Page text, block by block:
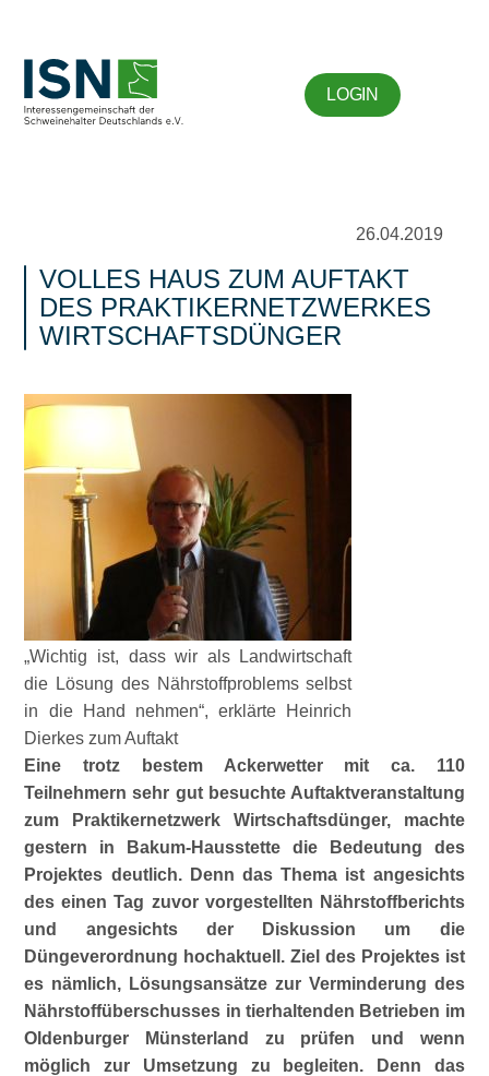
LOGIN
26.04.2019
VOLLES HAUS ZUM AUFTAKT
DES PRAKTIKERNETZWERKES
WIRTSCHAFTSDÜNGER
„Wichtig ist, dass wir als Landwirtschaft
die Lösung des Nährstoffproblems selbst
in die Hand nehmen“, erklärte Heinrich
Dierkes zum Auftakt
Eine trotz bestem Ackerwetter mit ca. 110
Teilnehmern sehr gut besuchte Auftaktveranstaltung
zum Praktikernetzwerk Wirtschaftsdünger, machte
gestern in Bakum-Hausstette die Bedeutung des
Projektes deutlich. Denn das Thema ist angesichts
des einen Tag zuvor vorgestellten Nährstoffberichts
und angesichts der Diskussion um die
Düngeverordnung hochaktuell. Ziel des Projektes ist
es nämlich, Lösungsansätze zur Verminderung des
Nährstoffüberschusses in tierhaltenden Betrieben im
Oldenburger Münsterland zu prüfen und wenn
möglich zur Umsetzung zu begleiten. Denn das